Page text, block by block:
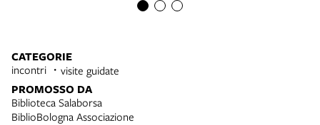
CATEGORIE
incontri visite guidate
PROMOSSO DA
Biblioteca Salaborsa
BiblioBologna Associazione